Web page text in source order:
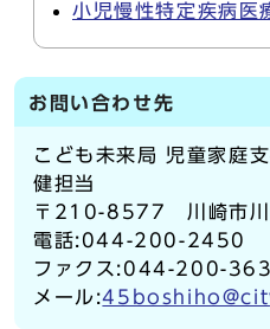
小児慢性特定疾病医
お問い合わせ先
こども未来局 児童家庭
健担当
〒210-8577 川崎市川
電話:044-200-2450
ファクス:044-200-
メール: